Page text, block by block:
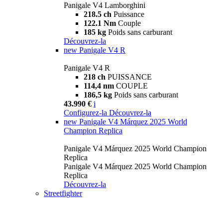
Panigale V4 Lamborghini
218.5 ch Puissance
122.1 Nm Couple
185 kg Poids sans carburant
Découvrez-la
new Panigale V4 R
Panigale V4 R
218 ch PUISSANCE
114,4 nm COUPLE
186,5 kg Poids sans carburant
43.990 € i
Configurez-la Découvrez-la
new Panigale V4 Márquez 2025 World
Champion Replica
Panigale V4 Márquez 2025 World Champion
Replica
Panigale V4 Márquez 2025 World Champion
Replica
Découvrez-la
Streetfighter